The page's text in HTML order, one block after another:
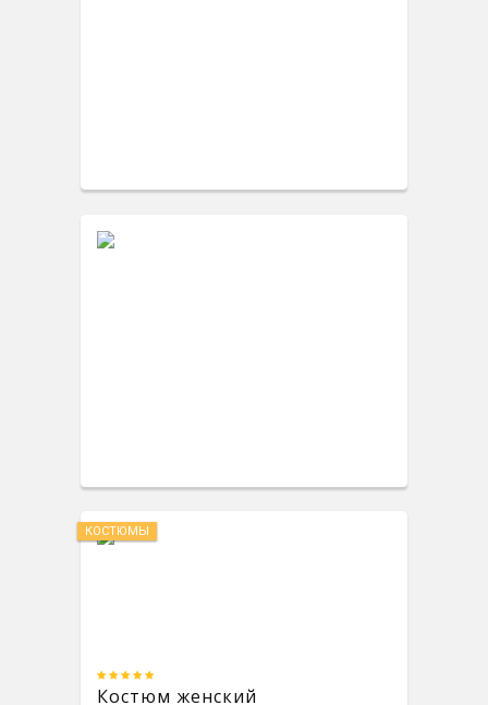
КОСТЮМЫ
Костюм женский